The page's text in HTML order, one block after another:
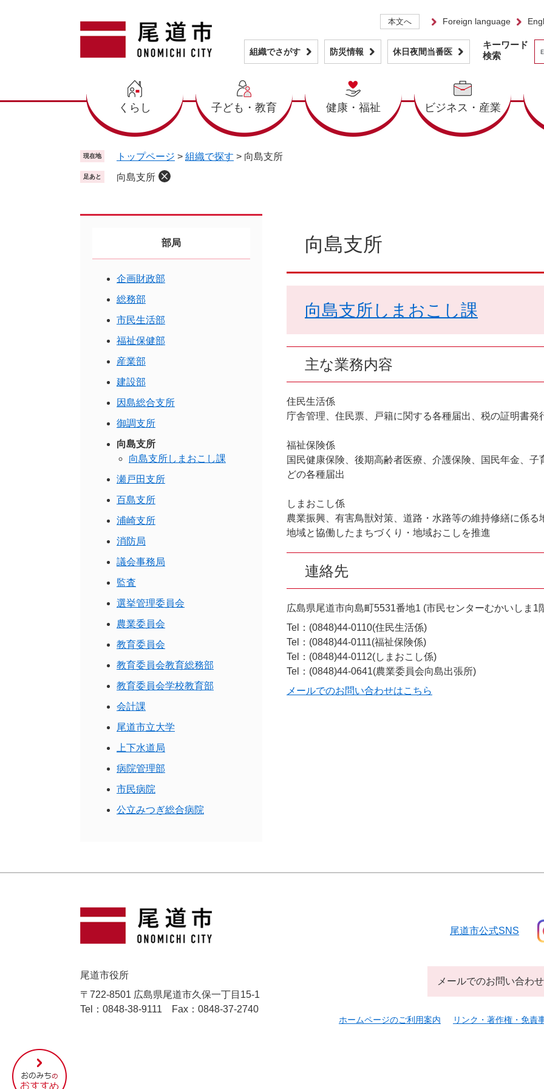
本文へ Foreign language
組織でさがす 防災情報 休日夜間当番医
くらし 子ども・教育 健康・福祉 ビジネス・産業
キーワード
検索
現在地 トップページ > 組織で探す > 向島支所
足あと 向島支所
向島支所
向島支所しまおこし課
主な業務内容
住民生活係
庁舎管理、住民票、戸籍に関する各種届出、税の証明書発
福祉保険係
国民健康保険、後期高齢者医療、介護保険、国民年金、
どの各種届出
しまおこし係
農業振興、有害鳥獣対策、道路・水路等の維持修繕に係る
地域と協働したまちづくり・地域おこしを推進
連絡先
広島県尾道市向島町5531番地1 (市民センターむかいしま1
Tel：(0848)44-0110 住民生活係
Tel：(0848)44-0111 福祉保険係
Tel：(0848)44-0112 しまおこし係
Tel：(0848)44-0641 農業委員会向島出張所
メールでのお問い合わせはこちら
部局
企画財政部
総務部
市民生活部
福祉保健部
産業部
建設部
因島総合支所
御調支所
向島支所
向島支所しまおこし課
瀬戸田支所
百島支所
浦崎支所
消防局
議会事務局
監査
選挙管理委員会
農業委員会
教育委員会
教育委員会教育総務部
教育委員会学校教育部
会計課
尾道市立大学
上下水道局
病院管理部
市民病院
公立みつぎ総合病院
尾
道
市
尾道市役所
〒722-8501 広島県尾道市久保一丁目15-1
Tel：0848-38-9111
Fax：0848-37-2740
尾道市公式SNS
メールでのお問い合わせ
ホームページのご利用案内 リンク・著作権・免責